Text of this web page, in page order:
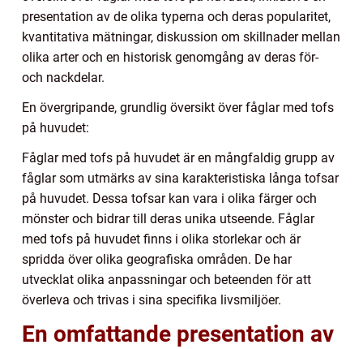
presentation av de olika typerna och deras popularitet,
kvantitativa mätningar, diskussion om skillnader mellan
olika arter och en historisk genomgång av deras för-
och nackdelar.
En övergripande, grundlig översikt över fåglar med tofs
på huvudet:
Fåglar med tofs på huvudet är en mångfaldig grupp av
fåglar som utmärks av sina karakteristiska långa tofsar
på huvudet. Dessa tofsar kan vara i olika färger och
mönster och bidrar till deras unika utseende. Fåglar
med tofs på huvudet finns i olika storlekar och är
spridda över olika geografiska områden. De har
utvecklat olika anpassningar och beteenden för att
överleva och trivas i sina specifika livsmiljöer.
En omfattande presentation av